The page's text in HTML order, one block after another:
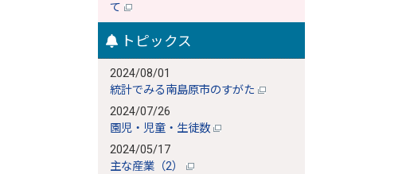
て
トピックス
2024/08/01
統計でみる南島原市のすがた
2024/07/26
園児・児童・生徒数
2024/05/17
主な産業（2）